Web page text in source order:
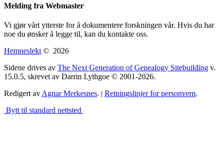
Melding fra Webmaster
Vi gjør vårt ytterste for å dokumentere forskningen vår. Hvis du har
noe du ønsker å legge til, kan du kontakte oss.
Hemneslekt © 2026
Sidene drives av The Next Generation of Genealogy Sitebuilding v.
15.0.5, skrevet av Darrin Lythgoe © 2001-2026.
Redigert av Agnar Merkesnes. | Retningslinjer for personvern.
Bytt til standard nettsted